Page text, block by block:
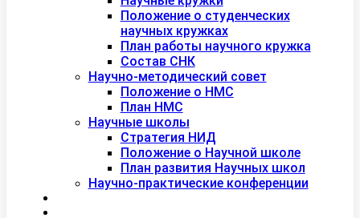
Положение о студенческих
научных кружках
План работы научного кружка
Состав СНК
Научно-методический совет
Положение о НМС
План НМС
Научные школы
Стратегия НИД
Положение о Научной школе
План развития Научных школ
Научно-практические конференции